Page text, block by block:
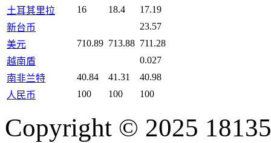
土耳其里拉
16 18.4
17.19
新台币
23.57
美元
710.89 713.88 711.28
越南盾
0.027
南非兰特
40.84 41.31
40.98
人民币
100 100 100
Copyright © 2025